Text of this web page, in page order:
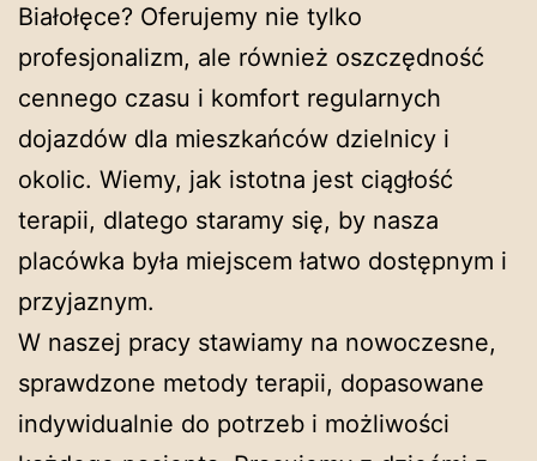
Białołęce? Oferujemy nie tylko
profesjonalizm, ale również oszczędność
cennego czasu i komfort regularnych
dojazdów dla mieszkańców dzielnicy i
okolic. Wiemy, jak istotna jest ciągłość
terapii, dlatego staramy się, by nasza
placówka była miejscem łatwo dostępnym i
przyjaznym.
W naszej pracy stawiamy na nowoczesne,
sprawdzone metody terapii, dopasowane
indywidualnie do potrzeb i możliwości